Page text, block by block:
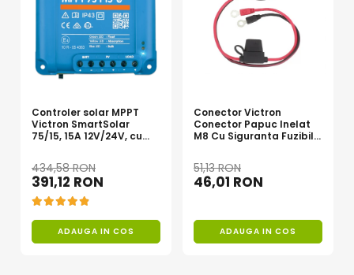
Controler solar MPPT
Victron SmartSolar
75/15, 15A 12V/24V, cu
434,58 RON
391,12 RON
ADAUGA IN COS
Conector Victron
Conector Papuc Inelat
M8 Cu Siguranta Fuzibila
(BPC900110014)
51,13 RON
46,01 RON
ADAUGA IN COS